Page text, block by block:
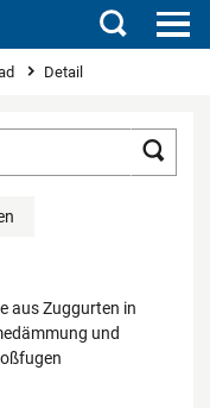
Suchen
Detail
aus Zuggurten in
und